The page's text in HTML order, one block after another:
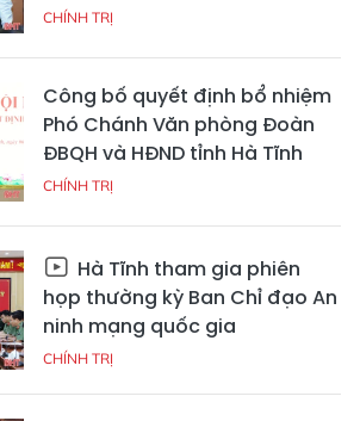
CHÍNH TRỊ
Công bố quyết định bổ nhiệm
Phó Chánh Văn phòng Đoàn
ĐBQH và HĐND tỉnh Hà Tĩnh
CHÍNH TRỊ
Hà Tĩnh tham gia phiên
họp thường kỳ Ban Chỉ đạo An
ninh mạng quốc gia
CHÍNH TRỊ